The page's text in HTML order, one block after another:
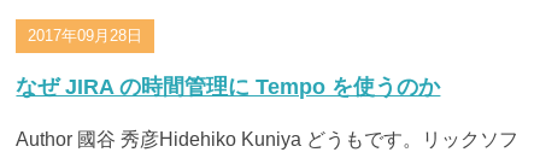
2017年09月28日
なぜ JIRA の時間管理に Tempo を使うのか
Author 國谷 秀彦Hidehiko Kuniya どうもです。リックソフ